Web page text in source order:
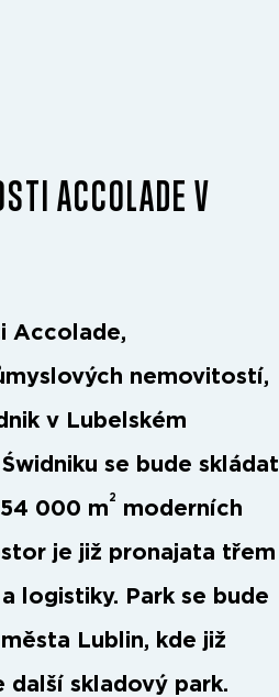
ACCOLADE V
Accolade,
nemovitostí,
v Lubelském
se bude skládat
000 m 2
moderních
je již pronajata třem
logistiky. Park se bude
Lublin, kde již
skladový park.